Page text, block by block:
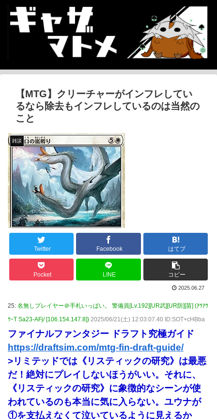
【MTG】クリーチャーがインフレしてい
るなら除去もインフレしているのは当然の
こと
雑談
Twitter Facebook はてブ
Pocket LINE コピー
2025.06.27
25: 名無しプレイヤー＠手札いっぱい。 警備員[Lv.192][UR武][UR防][苗] (ｱｳｱｳ
ｳｰT Sa23-AFj/ [106.154.147.8]) 2025/06/21(土) 12:03:07.40 ID:SOT+cHBba
ファイナルファンタジー ドラフト究極ガイド
https://draftsim.com/mtg-fin-draft-guide/
>リミテッドでは《リスティックの研究》は最悪
だ！絶対にプレイしないほうがいい。それに、
《リスティックの研究》に象徴的なシーンが使
われているのも本当に気に入らない。ユウナが
①を支払えなくて泣いているように見えるか